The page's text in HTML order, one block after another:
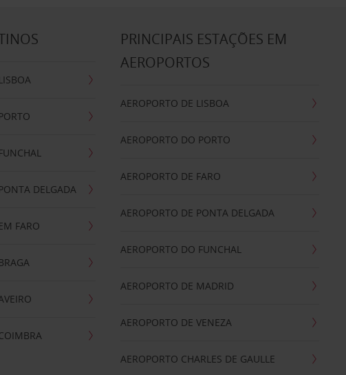
DELGADA
FARO
PRINCIPAIS ESTAÇÕES EM
AEROPORTOS
AEROPORTO DE LISBOA
AEROPORTO DO PORTO
AEROPORTO DE FARO
AEROPORTO DE PONTA DELGADA
AEROPORTO DO FUNCHAL
AEROPORTO DE MADRID
AEROPORTO DE VENEZA
AEROPORTO CHARLES DE GAULLE